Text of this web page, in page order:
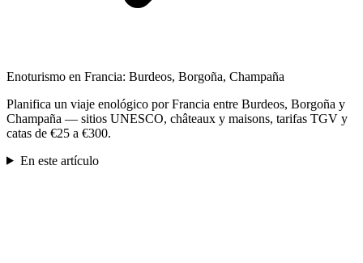
Enoturismo en Francia: Burdeos, Borgoña, Champaña
Planifica un viaje enológico por Francia entre Burdeos, Borgoña y
Champaña — sitios UNESCO, châteaux y maisons, tarifas TGV y
catas de €25 a €300.
En este artículo